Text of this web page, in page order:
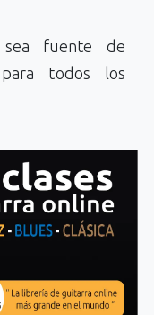
sea fuente de
para todos los